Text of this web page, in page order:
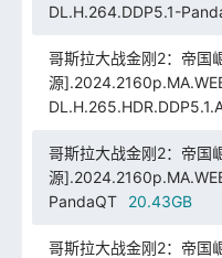
DL.H.264.DDP5.1-
哥斯拉大战金刚2：帝国
源
哥斯拉大战金刚2：帝国
源
PandaQT
20.43GB
哥斯拉大战金刚2：帝国